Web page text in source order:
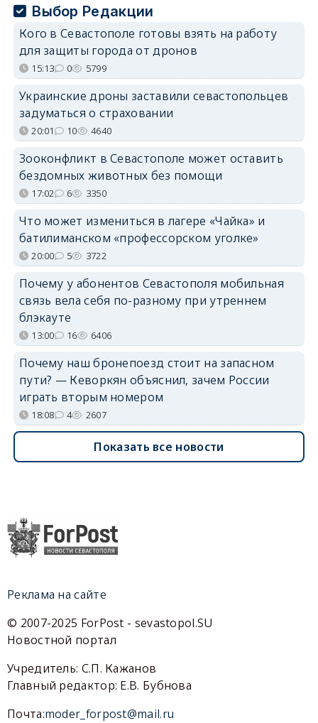
Выбор Редакции
Кого в Севастополе готовы взять на работу
для защиты города от дронов
15:13 0 5799
Украинские дроны заставили севастопольцев
задуматься о страховании
20:01 10 4640
Зооконфликт в Севастополе может оставить
бездомных животных без помощи
17:02 6 3350
Что может измениться в лагере «Чайка» и
батилиманском «профессорском уголке»
20:00 5 3722
Почему у абонентов Севастополя мобильная
связь вела себя по-разному при утреннем
блэкауте
13:00 16 6406
Почему наш бронепоезд стоит на запасном
пути? — Кеворкян объяснил, зачем России
играть вторым номером
18:08 4 2607
Показать все новости
Реклама на сайте
© 2007-2025 ForPost - sevastopol.SU
Новостной портал
Учредитель: С.П. Кажанов
Главный редактор: Е.В. Бубнова
Почта:moder_forpost@mail.ru